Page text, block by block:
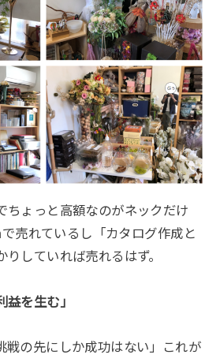
ちょっと高額なのがネックだけ
売れているし「カタログ作成と
していれば売れるはず。
益を生む」
の先にしか成功はない」これが